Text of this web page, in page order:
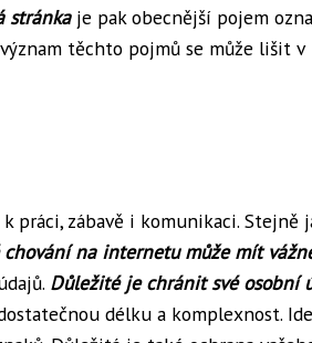
stránkaje pak obecnější pojem
těchto pojmů se může lišit v
práci, zábavě i komunikaci. Stejně
na internetu může mít
Důležité je chránit své osobní
délku a komplexnost.